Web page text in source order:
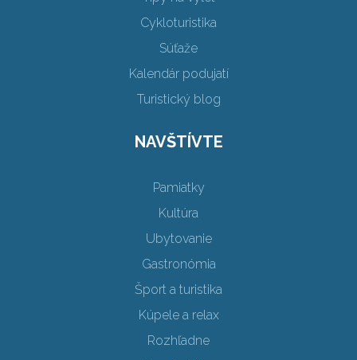
Cykloturistika
Súťaže
Kalendár podujatí
Turistický blog
NAVŠTÍVTE
Pamiatky
Kultúra
Ubytovanie
Gastronómia
Šport a turistika
Kúpele a relax
Rozhľadne